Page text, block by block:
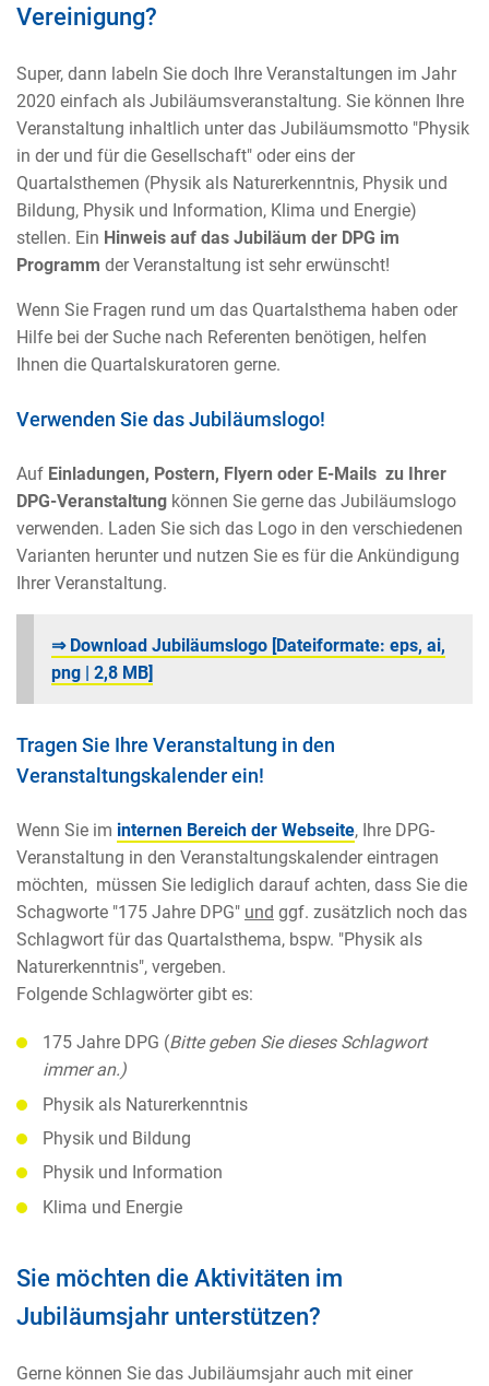
Vereinigung?
Super, dann labeln Sie doch Ihre Veranstaltungen im Jahr
2020 einfach als Jubiläumsveranstaltung. Sie können Ihre
Veranstaltung inhaltlich unter das Jubiläumsmotto "Physik
in der und für die Gesellschaft" oder eins der
Quartalsthemen (Physik als Naturerkenntnis, Physik und
Bildung, Physik und Information, Klima und Energie)
stellen. Ein Hinweis auf das Jubiläum der DPG im
Programm der Veranstaltung ist sehr erwünscht!
Wenn Sie Fragen rund um das Quartalsthema haben oder
Hilfe bei der Suche nach Referenten benötigen, helfen
Ihnen die Quartalskuratoren gerne.
Verwenden Sie das Jubiläumslogo!
Auf Einladungen, Postern, Flyern oder E-Mails zu Ihrer
DPG-Veranstaltung können Sie gerne das Jubiläumslogo
verwenden. Laden Sie sich das Logo in den verschiedenen
Varianten herunter und nutzen Sie es für die Ankündigung
Ihrer Veranstaltung.
⇒ Download Jubiläumslogo [Dateiformate: eps, ai,
png | 2,8 MB]
Tragen Sie Ihre Veranstaltung in den
Veranstaltungskalender ein!
Wenn Sie im internen Bereich der Webseite, Ihre DPG-
Veranstaltung in den Veranstaltungskalender eintragen
möchten, müssen Sie lediglich darauf achten, dass Sie die
Schagworte "175 Jahre DPG" und ggf. zusätzlich noch das
Schlagwort für das Quartalsthema, bspw. "Physik als
Naturerkenntnis", vergeben.
Folgende Schlagwörter gibt es:
175 Jahre DPG (Bitte geben Sie dieses Schlagwort
immer an.)
Physik als Naturerkenntnis
Physik und Bildung
Physik und Information
Klima und Energie
Sie möchten die Aktivitäten im
Jubiläumsjahr unterstützen?
Gerne können Sie das Jubiläumsjahr auch mit einer